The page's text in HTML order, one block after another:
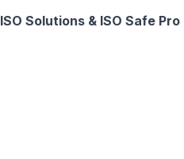
ISO Solutions & ISO Safe Pro